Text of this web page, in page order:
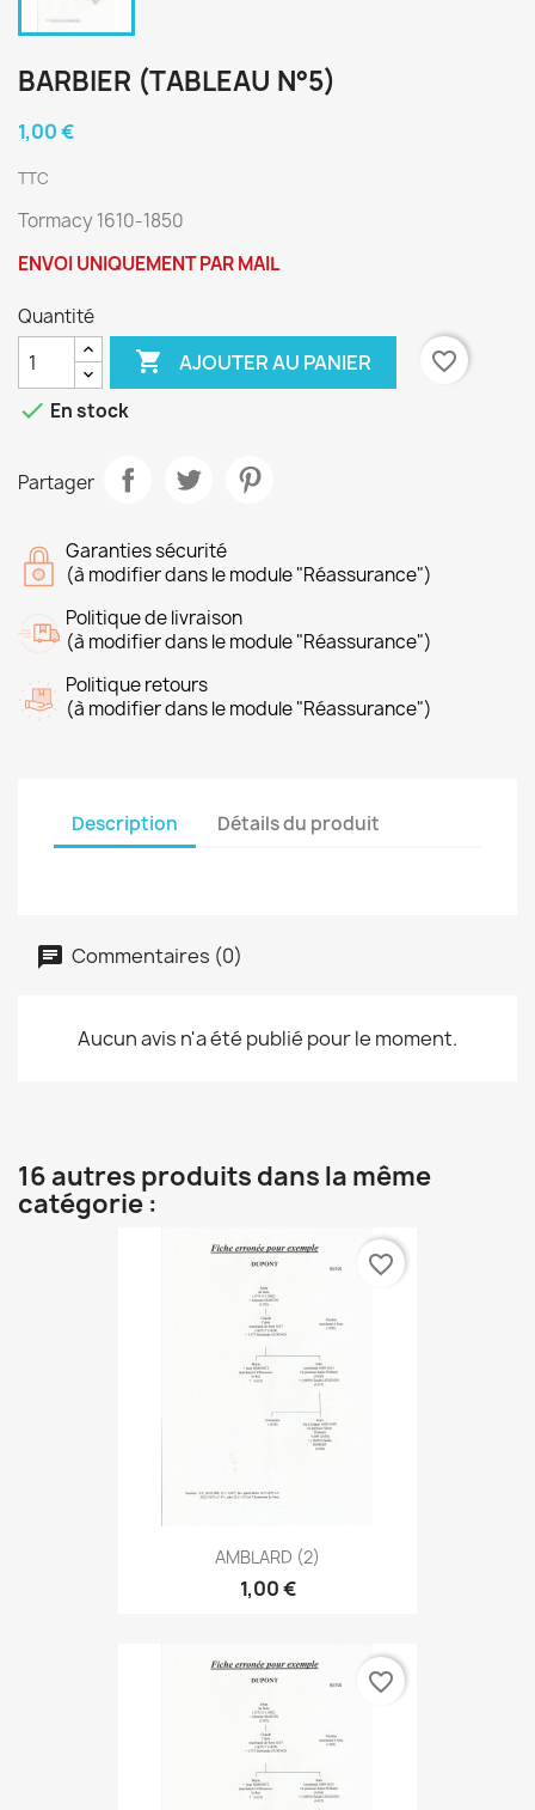
BARBIER (TABLEAU N°5)
1,00 €
TTC
Tormacy 1610-1850
ENVOI UNIQUEMENT PAR MAIL
Quantité
 AJOUTER AU PANIER
favorite_border
 En stock
Partager
Garanties sécurité
(à modifier dans le module "Réassurance")
Politique de livraison
(à modifier dans le module "Réassurance")
Politique retours
(à modifier dans le module "Réassurance")
Description Détails du produit
Commentaires (0)
Aucun avis n'a été publié pour le moment.
16 autres produits dans la même
catégorie :
AMBLARD (2)
1,00 €
favorite_border
favorite_border